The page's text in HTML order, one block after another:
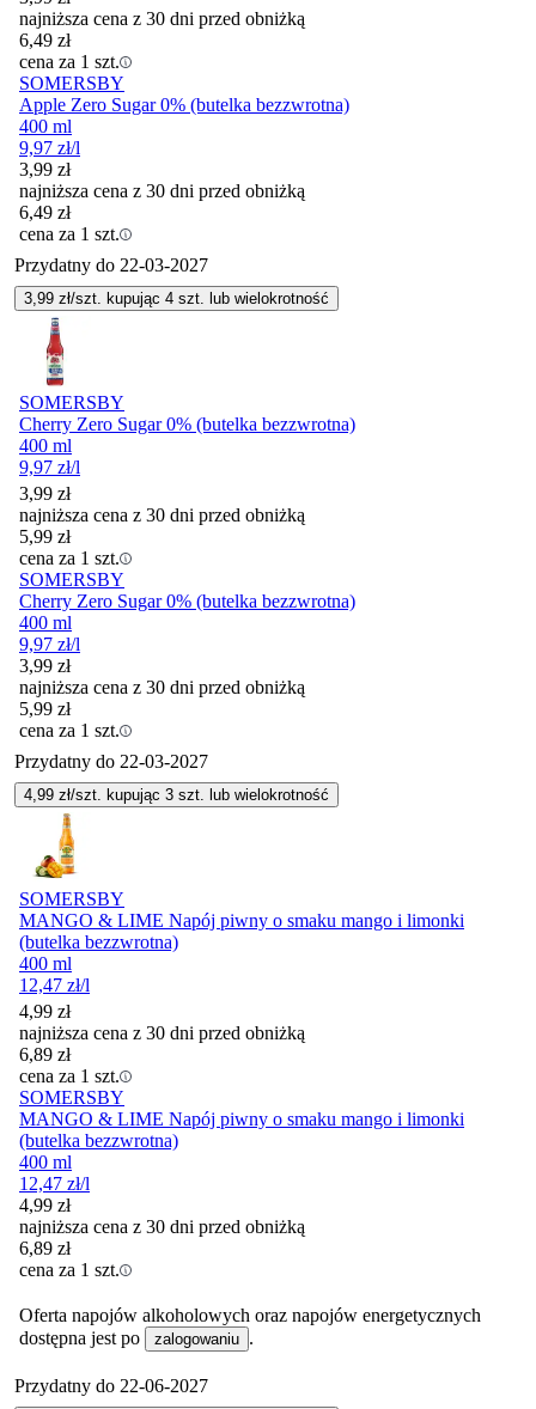
najniższa cena z 30 dni przed obniżką
6,49 zł
cena za 1 szt.
SOMERSBY
Apple Zero Sugar 0% (butelka bezzwrotna)
400 ml
9,97 zł/l
3,99 zł
najniższa cena z 30 dni przed obniżką
6,49 zł
cena za 1 szt.
Przydatny do 22-03-2027
3,99 zł/szt. kupując 4 szt. lub wielokrotność
SOMERSBY
Cherry Zero Sugar 0% (butelka bezzwrotna)
400 ml
9,97 zł/l
3,99 zł
najniższa cena z 30 dni przed obniżką
5,99 zł
cena za 1 szt.
SOMERSBY
Cherry Zero Sugar 0% (butelka bezzwrotna)
400 ml
9,97 zł/l
3,99 zł
najniższa cena z 30 dni przed obniżką
5,99 zł
cena za 1 szt.
Przydatny do 22-03-2027
4,99 zł/szt. kupując 3 szt. lub wielokrotność
SOMERSBY
MANGO & LIME Napój piwny o smaku mango i limonki
(butelka bezzwrotna)
400 ml
12,47 zł/l
4,99 zł
najniższa cena z 30 dni przed obniżką
6,89 zł
cena za 1 szt.
SOMERSBY
MANGO & LIME Napój piwny o smaku mango i limonki
(butelka bezzwrotna)
400 ml
12,47 zł/l
4,99 zł
najniższa cena z 30 dni przed obniżką
6,89 zł
cena za 1 szt.
Oferta napojów alkoholowych oraz napojów energetycznych
dostępna jest po
zalogowaniu .
Przydatny do 22-06-2027